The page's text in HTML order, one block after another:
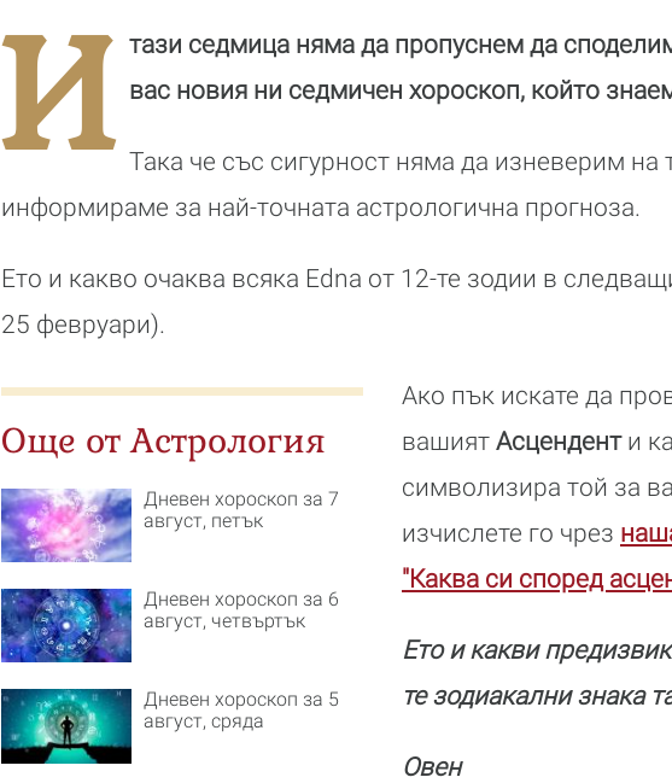
И
тази седмица няма да пропуснем да
вас новия ни седмичен хороскоп, който
Така че със сигурност няма да изневерим на
информираме за най-точната астрологична прогноза.
Ето и какво очаква всяка Edna от 12-те зодии в
25 февруари).
Още от Астрология
Дневен хороскоп за 7
август, петък
Дневен хороскоп за 6
август, четвъртък
Дневен хороскоп за 5
август, сряда
Ако пък искате да
вашият Асценденти
символизира той за
изчислете го чрез
"Каква си според
Ето и какви
те зодиакални знака
Овен